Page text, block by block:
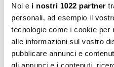
Noi e i nostri 1022 partner
personali, ad esempio il
tecnologie come i cookie per
alle informazioni sul vostro
pubblicare annunci e
gli annunci e i contenuti,